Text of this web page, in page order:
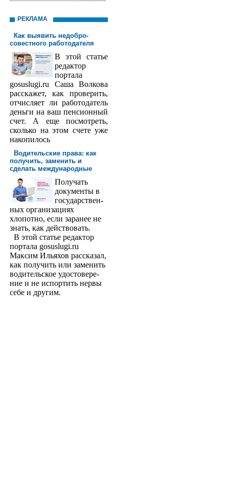
РЕКЛАМА
Как выявить недобро­
совестного работодателя
В этой статье
редактор
порта­ла
gosuslugi.ru Саша Волкова
расскажет, как проверить,
отчисляет ли работодатель
деньги на ваш пенсионный
счет. А еще посмотреть,
сколько на этом счете уже
накопилось
Водительские права: как
получить, заменить и
сделать международ­ные
Получать
доку­менты в
государствен­
ных организациях
хлопотно, если заранее не
знать, как действовать.
В этой статье редактор
портала gosuslugi.ru
Максим Ильяхов рассказал,
как получить или заменить
водительское удостовере­
ние и не испортить нервы
себе и другим.